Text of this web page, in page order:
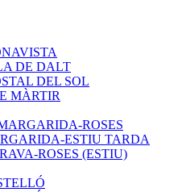
DE DALT
DEL SOL
MÀRTIR
ROSES
ESTIU TARDA
ROSES (ESTIU)